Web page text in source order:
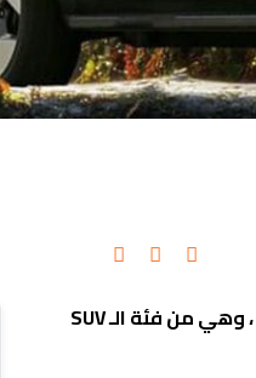
، وهي من فئةالـSUV